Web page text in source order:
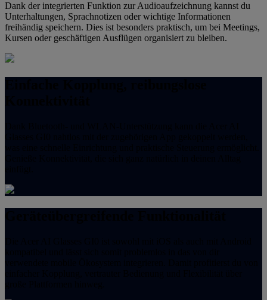
Dank der integrierten Funktion zur Audioaufzeichnung kannst du
Unterhaltungen, Sprachnotizen oder wichtige Informationen
freihändig speichern. Dies ist besonders praktisch, um bei Meetings,
Kursen oder geschäftigen Ausflügen organisiert zu bleiben.